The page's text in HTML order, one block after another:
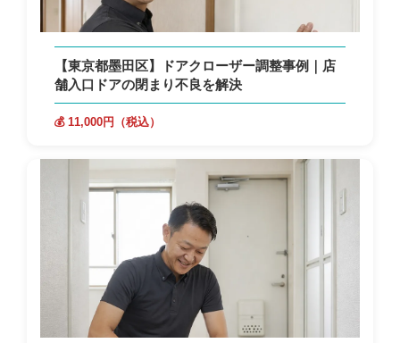
【東京都墨田区】ドアクローザー調整事例｜店
舗入口ドアの閉まり不良を解決
💰 11,000円（税込）